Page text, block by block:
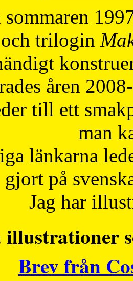
sommaren
trilogin
åren
till ett
man
länkarna
gjort på
Jag har
illustrationer
Brev från